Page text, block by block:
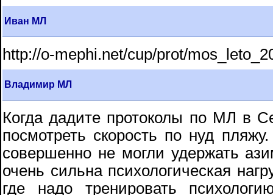
Иван МЛ
http://o-mephi.net/cup/prot/
Владимир МЛ
Когда дадите протоколы по МЛ в
посмотреть скорость по нуд
совершенно не могли удержать
очень сильна психологическая
где надо тренировать